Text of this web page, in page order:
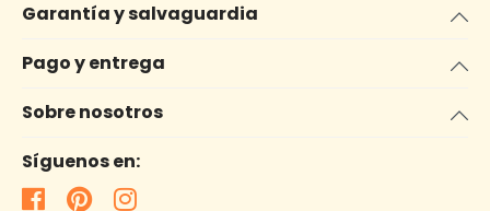
Garantía y salvaguardia
Pago y entrega
Sobre nosotros
Síguenos en: